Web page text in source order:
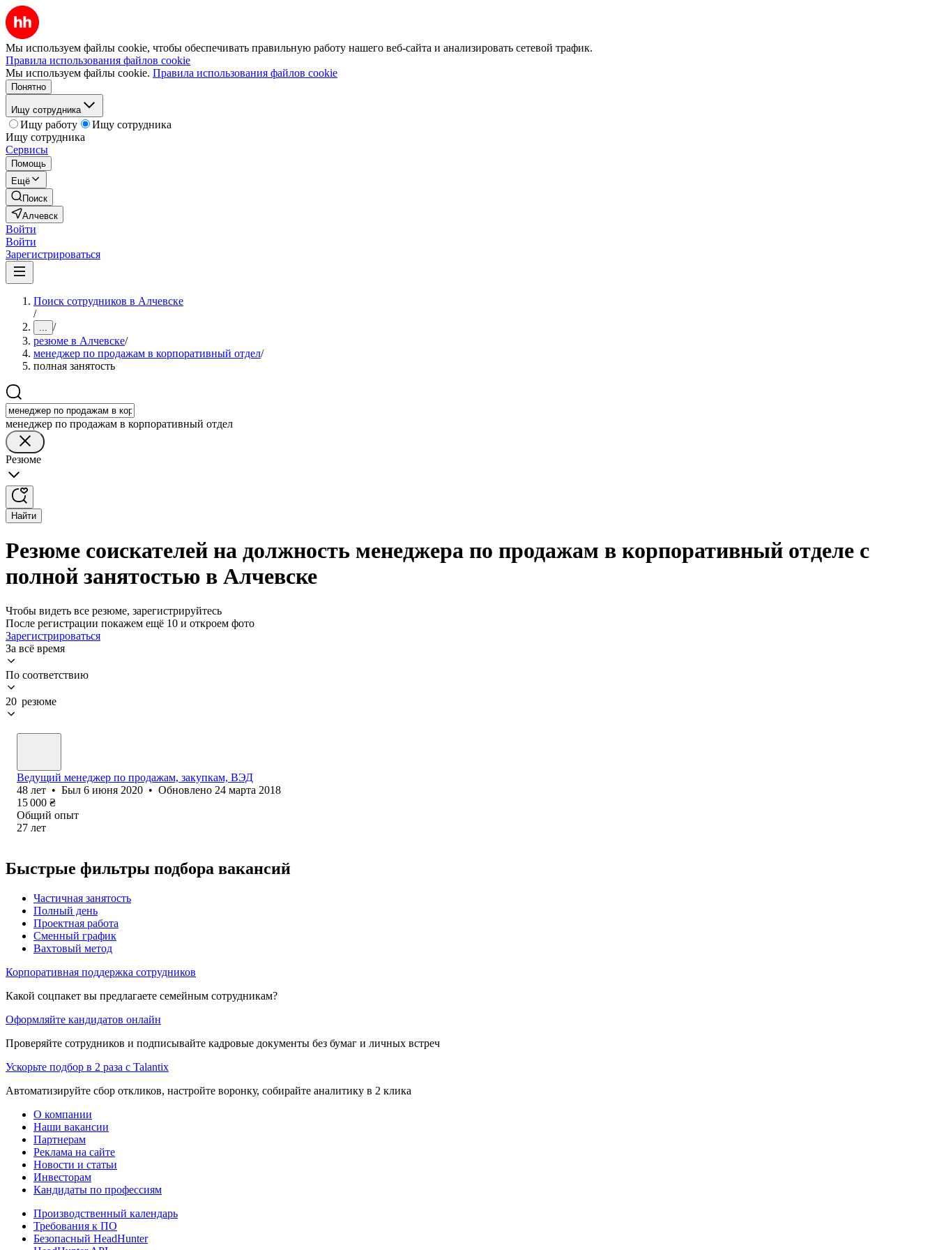
Мы используем файлы cookie, чтобы обеспечивать правильную работу нашего веб-сайта и анализировать сетевой трафик.
Правила использования файлов cookie
Мы используем файлы cookie. Правила использования файлов cookie
Понятно
Ищу сотрудника
Ищу работу
Ищу сотрудника
Ищу сотрудника
Сервисы
Помощь
Ещё
Поиск
Алчевск
Войти
Войти
Зарегистрироваться
Поиск сотрудников в Алчевске
/
... /
резюме в Алчевске/
менеджер по продажам в корпоративный отдел/
полная занятость
менеджер по продажам в корпоративный отдел
Резюме
Найти
Резюме соискателей на должность менеджера по продажам в корпоративный отделе с
полной занятостью в Алчевске
Чтобы видеть все резюме, зарегистрируйтесь
После регистрации покажем ещё 10 и откроем фото
Зарегистрироваться
За всё время
По соответствию
20 резюме
Ведущий менеджер по продажам, закупкам, ВЭД
48 лет • Был 6 июня 2020 • Обновлено 24 марта 2018
15 000 ₴
Общий опыт
27 лет
Быстрые фильтры подбора вакансий
Частичная занятость
Полный день
Проектная работа
Сменный график
Вахтовый метод
Корпоративная поддержка сотрудников
Какой соцпакет вы предлагаете семейным сотрудникам?
Оформляйте кандидатов онлайн
Проверяйте сотрудников и подписывайте кадровые документы без бумаг и личных встреч
Ускорьте подбор в 2 раза с Talantix
Автоматизируйте сбор откликов, настройте воронку, собирайте аналитику в 2 клика
О компании
Наши вакансии
Партнерам
Реклама на сайте
Новости и статьи
Инвесторам
Кандидаты по профессиям
Производственный календарь
Требования к ПО
Безопасный HeadHunter